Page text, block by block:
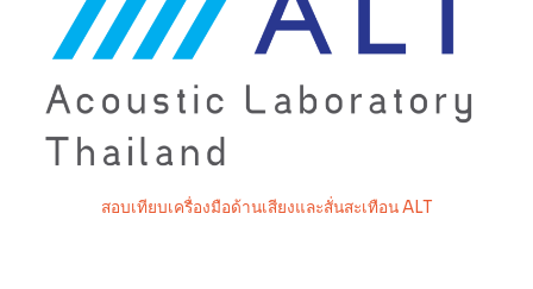
สอบเทียบเครื่องมือด้านเสียงและสั่นสะเทือน ALT